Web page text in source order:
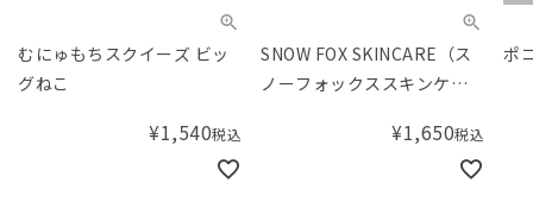
むにゅもちスクイーズ ビッ
グねこ
¥1,540税込
SNOW FOX SKINCARE（ス
ノーフォックススキンケ
ズ レスキューマスク（1枚）
¥1,650税込
ポ